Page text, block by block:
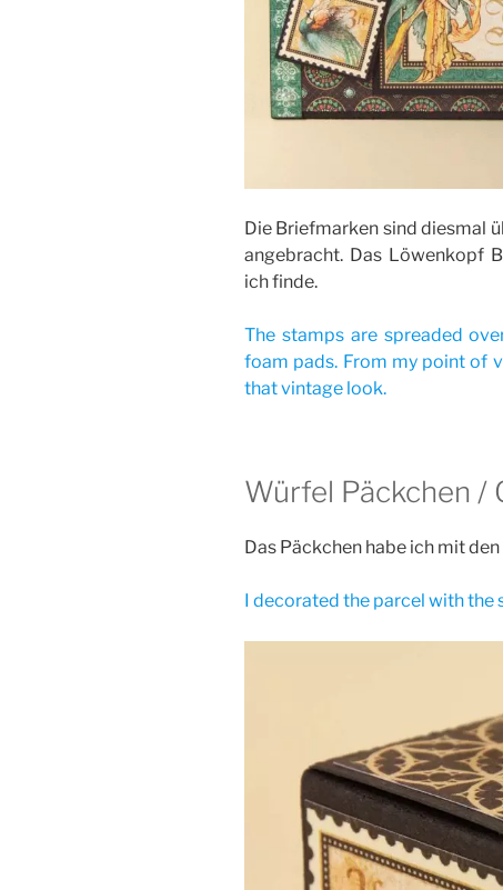
Die Briefmarken sind diesmal
angebracht. Das Löwenkopf
ich finde.
The stamps are spreaded
foam pads. From my point of
that vintage look.
Würfel Päckchen /
Das Päckchen habe ich mit
I decorated the parcel with the